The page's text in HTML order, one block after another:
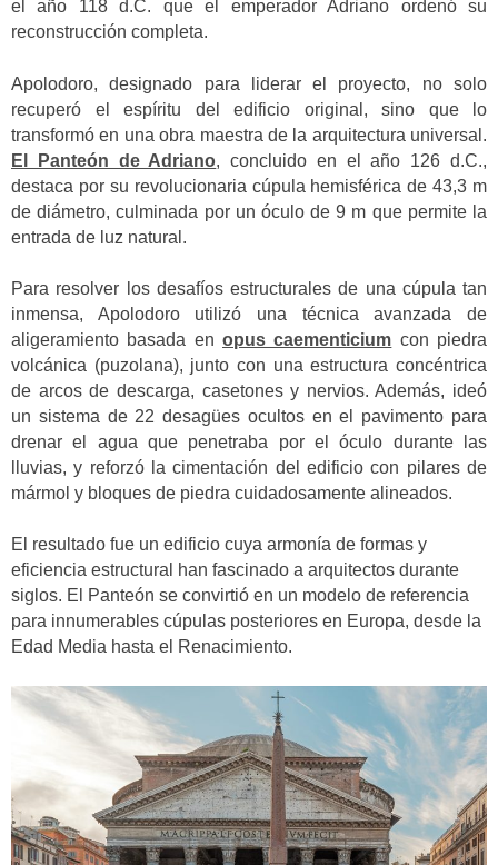
el año 118 d.C. que el emperador Adriano ordenó su
reconstrucción completa.
Apolodoro, designado para liderar el proyecto, no solo
recuperó el espíritu del edificio original, sino que lo
transformó en una obra maestra de la arquitectura universal.
El Panteón de Adriano, concluido en el año 126 d.C.,
destaca por su revolucionaria cúpula hemisférica de 43,3 m
de diámetro, culminada por un óculo de 9 m que permite la
entrada de luz natural.
Para resolver los desafíos estructurales de una cúpula tan
inmensa, Apolodoro utilizó una técnica avanzada de
aligeramiento basada en opus caementicium con piedra
volcánica (puzolana), junto con una estructura concéntrica
de arcos de descarga, casetones y nervios. Además, ideó
un sistema de 22 desagües ocultos en el pavimento para
drenar el agua que penetraba por el óculo durante las
lluvias, y reforzó la cimentación del edificio con pilares de
mármol y bloques de piedra cuidadosamente alineados.
El resultado fue un edificio cuya armonía de formas y
eficiencia estructural han fascinado a arquitectos durante
siglos. El Panteón se convirtió en un modelo de referencia
para innumerables cúpulas posteriores en Europa, desde la
Edad Media hasta el Renacimiento.